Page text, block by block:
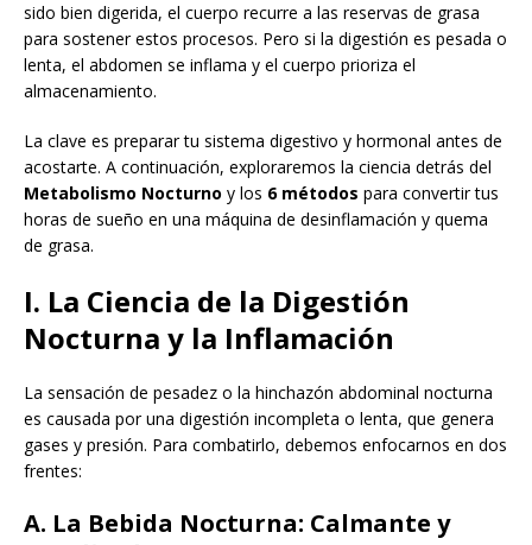
sido bien digerida, el cuerpo recurre a las reservas de grasa
para sostener estos procesos. Pero si la digestión es pesada o
lenta, el abdomen se inflama y el cuerpo prioriza el
almacenamiento.
La clave es preparar tu sistema digestivo y hormonal antes de
acostarte. A continuación, exploraremos la ciencia detrás del
Metabolismo Nocturno y los 6 métodos para convertir tus
horas de sueño en una máquina de desinflamación y quema
de grasa.
I. La Ciencia de la Digestión
Nocturna y la Inflamación
La sensación de pesadez o la hinchazón abdominal nocturna
es causada por una digestión incompleta o lenta, que genera
gases y presión. Para combatirlo, debemos enfocarnos en dos
frentes:
A. La Bebida Nocturna: Calmante y